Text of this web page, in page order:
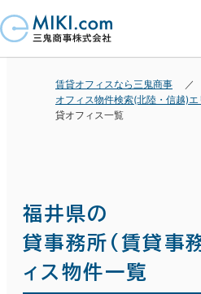
賃貸オフィスなら三鬼商事
オフィス物件検索(北陸・信越)
貸オフィス一覧
福井県の
貸事務所(賃貸事
ィス物件一覧